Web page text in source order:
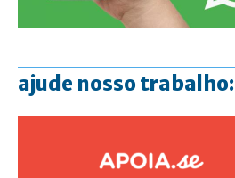
ajude nosso trabalho: